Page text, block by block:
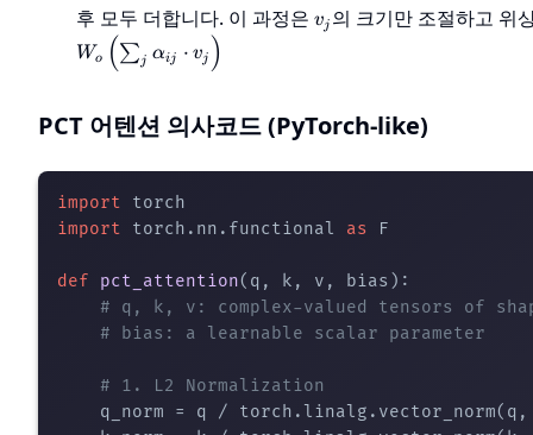
후 모두 더합니다. 이 과정은 v_j
vj 의 크기만 조절하고 위
Wo (∑j αij ⋅ vj )
PCT 어텐션 의사코드 (PyTorch-like)
import
import torch.nn.functional as F
def pct_attention( q, k, v, bias ):
# q, k, v: complex-valued tensors of
# bias: a learnable scalar parameter
# 1. L2 Normalization
q_norm = q / torch.linalg.vector_norm(q,